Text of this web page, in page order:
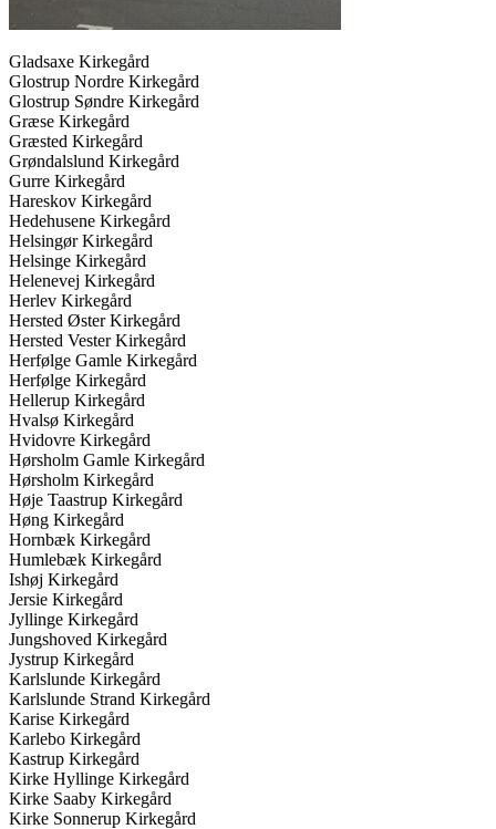
Gladsaxe Kirkegård
Glostrup Nordre Kirkegård
Glostrup Søndre Kirkegård
Græse Kirkegård
Græsted Kirkegård
Grøndalslund Kirkegård
Gurre Kirkegård
Hareskov Kirkegård
Hedehusene Kirkegård
Helsingør Kirkegård
Helsinge Kirkegård
Helenevej Kirkegård
Herlev Kirkegård
Hersted Øster Kirkegård
Hersted Vester Kirkegård
Herfølge Gamle Kirkegård
Herfølge Kirkegård
Hellerup Kirkegård
Hvalsø Kirkegård
Hvidovre Kirkegård
Hørsholm Gamle Kirkegård
Hørsholm Kirkegård
Høje Taastrup Kirkegård
Høng Kirkegård
Hornbæk Kirkegård
Humlebæk Kirkegård
Ishøj Kirkegård
Jersie Kirkegård
Jyllinge Kirkegård
Jungshoved Kirkegård
Jystrup Kirkegård
Karlslunde Kirkegård
Karlslunde Strand Kirkegård
Karise Kirkegård
Karlebo Kirkegård
Kastrup Kirkegård
Kirke Hyllinge Kirkegård
Kirke Saaby Kirkegård
Kirke Sonnerup Kirkegård